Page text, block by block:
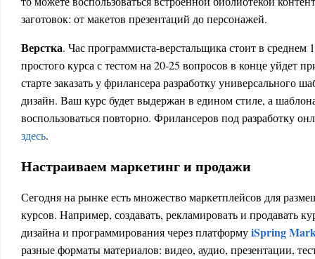
заготовок: от макетов презентаций до персонажей.
Верстка. Час программиста-верстальщика стоит в среднем
простого курса с тестом на 20-25 вопросов в конце уйдет
старте заказать у фрилансера разработку универсального
дизайн. Ваш курс будет выдержан в едином стиле, а
воспользоваться повторно. Фрилансеров под разработку
здесь.
Настраиваем маркетинг и продажи
Сегодня на рынке есть множество маркетплейсов для
курсов. Например, создавать, рекламировать и продавать
дизайна и программирования через платформуiSpring
разные форматы материалов: видео, аудио, презентации,